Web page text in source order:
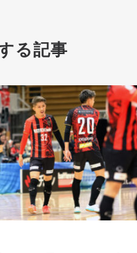
る記事